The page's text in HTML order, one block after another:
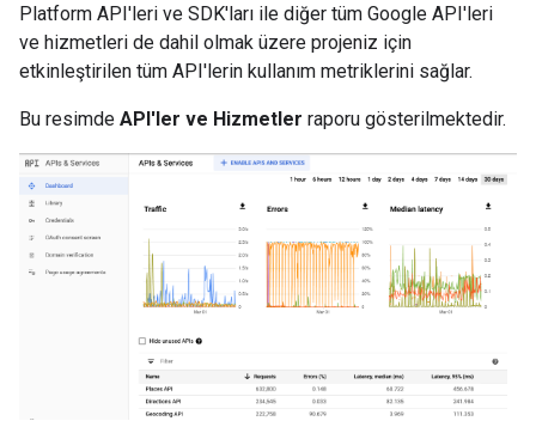
Platform API'leri ve SDK'ları ile diğer tüm Google API'leri
ve hizmetleri de dahil olmak üzere projeniz için
etkinleştirilen tüm API'lerin kullanım metriklerini sağlar.
Bu resimde API'ler ve Hizmetler raporu gösterilmektedir.